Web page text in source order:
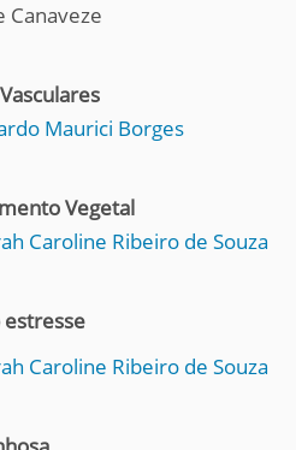
Canaveze
Maurici Borges
Vegetal
Caroline Ribeiro de Souza
estresse
Caroline Ribeiro de Souza